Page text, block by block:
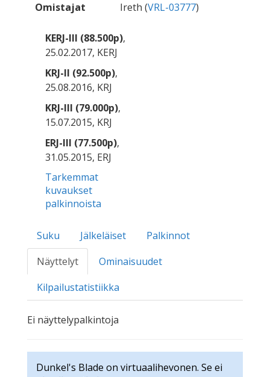
Omistajat
Ireth (VRL-03777)
KERJ-III (88.500p),
25.02.2017, KERJ
KRJ-II (92.500p),
25.08.2016, KRJ
KRJ-III (79.000p),
15.07.2015, KRJ
ERJ-III (77.500p),
31.05.2015, ERJ
Tarkemmat
kuvaukset
palkinnoista
Suku Jälkeläiset
Palkinnot
Näyttelyt
Ominaisuudet
Kilpailustatistiikka
Ei näyttelypalkintoja
Dunkel's Blade on virtuaalihevonen. Se ei